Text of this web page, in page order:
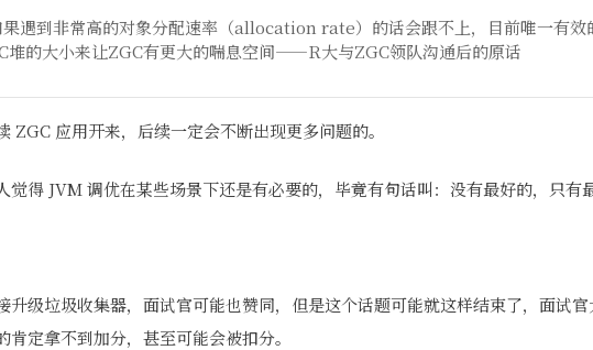
果遇到非常高的对象分配速率（allocation rate）的话会跟不上，目前唯一有
堆的大小来让ZGC有更大的喘息空间——R大与ZGC领队沟通后的原话
ZGC 应用开来，后续一定会不断出现更多问题的。
觉得 JVM 调优在某些场景下还是有必要的，毕竟有句话叫：没有最好的，只有
升级垃圾收集器，面试官可能也赞同，但是这个话题可能就这样结束了，面试
肯定拿不到加分，甚至可能会被扣分。